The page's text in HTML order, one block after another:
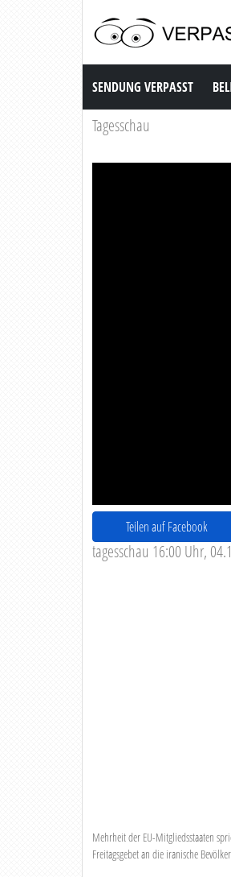
Sendung Verpasst
SENDUNG VERPASST
Tagesschau
Teilen auf Facebook
tagesschau 16:00 Uhr,
Mehrheit der EU-Mitgliedsstaaten
Freitagsgebet an die iranische